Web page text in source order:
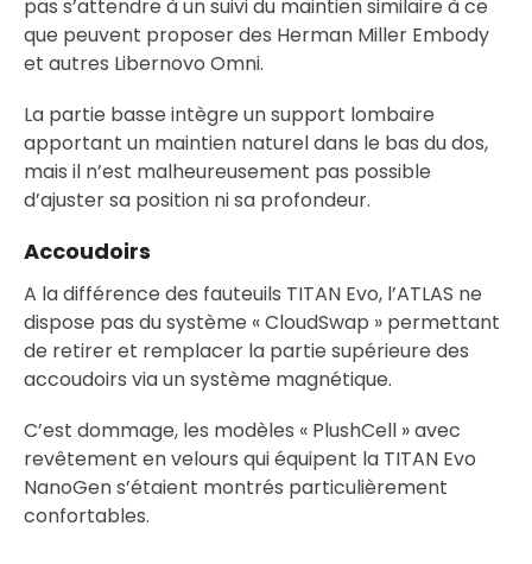
pas s’attendre à un suivi du maintien similaire à ce
que peuvent proposer des Herman Miller Embody
et autres Libernovo Omni.
La partie basse intègre un support lombaire
apportant un maintien naturel dans le bas du dos,
mais il n’est malheureusement pas possible
d’ajuster sa position ni sa profondeur.
Accoudoirs
A la différence des fauteuils TITAN Evo, l’ATLAS ne
dispose pas du système « CloudSwap » permettant
de retirer et remplacer la partie supérieure des
accoudoirs via un système magnétique.
C’est dommage, les modèles « PlushCell » avec
revêtement en velours qui équipent la TITAN Evo
NanoGen s’étaient montrés particulièrement
confortables.